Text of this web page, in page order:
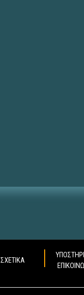
ΣΧΕΤΙΚΑ